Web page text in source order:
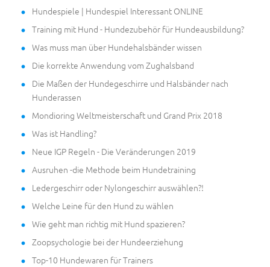
Hundespiele | Hundespiel Interessant ONLINE
Training mit Hund - Hundezubehör für Hundeausbildung?
Was muss man über Hundehalsbänder wissen
Die korrekte Anwendung vom Zughalsband
Die Maßen der Hundegeschirre und Halsbänder nach
Hunderassen
Mondioring Weltmeisterschaft und Grand Prix 2018
Was ist Handling?
Neue IGP Regeln - Die Veränderungen 2019
Ausruhen -die Methode beim Hundetraining
Ledergeschirr oder Nylongeschirr auswählen?!
Welche Leine für den Hund zu wählen
Wie geht man richtig mit Hund spazieren?
Zoopsychologie bei der Hundeerziehung
Top-10 Hundewaren für Trainers